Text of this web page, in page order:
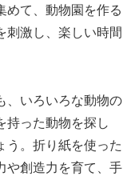
めて、動物園を作る
刺激し、楽しい時間
、いろいろな動物の
持った動物を探し
う。折り紙を使った
や創造力を育て、手